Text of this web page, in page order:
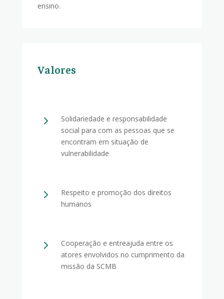
ensino.
Valores
5
Solidariedade e responsabilidade
social para com as pessoas que se
encontram em situação de
vulnerabilidade
5
Respeito e promoção dos direitos
humanos
5
Cooperação e entreajuda entre os
atores envolvidos no cumprimento da
missão da SCMB